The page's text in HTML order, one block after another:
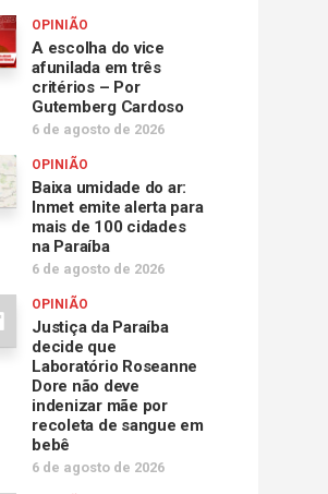
OPINIÃO
A escolha do vice
afunilada em três
critérios – Por
Gutemberg Cardoso
6 de agosto de 2026
OPINIÃO
Baixa umidade do ar:
Inmet emite alerta para
mais de 100 cidades
na Paraíba
6 de agosto de 2026
OPINIÃO
Justiça da Paraíba
decide que
Laboratório Roseanne
Dore não deve
indenizar mãe por
recoleta de sangue em
bebê
6 de agosto de 2026